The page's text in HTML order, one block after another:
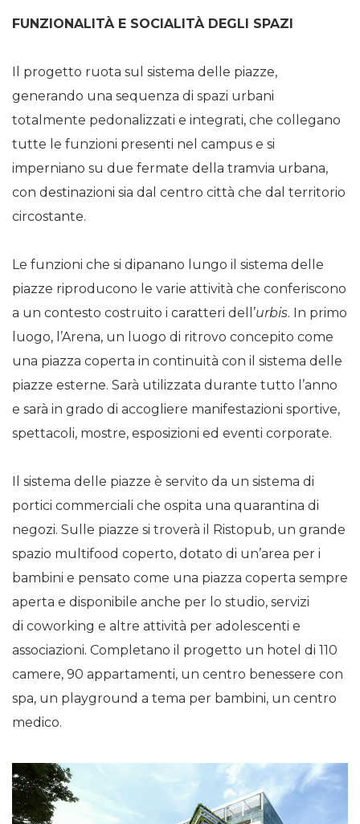
FUNZIONALITÀ E SOCIALITÀ DEGLI SPAZI
Il progetto ruota sul sistema delle piazze,
generando una sequenza di spazi urbani
totalmente pedonalizzati e integrati, che collegano
tutte le funzioni presenti nel campus e si
imperniano su due fermate della tramvia urbana,
con destinazioni sia dal centro città che dal territorio
circostante.
Le funzioni che si dipanano lungo il sistema delle
piazze riproducono le varie attività che conferiscono
a un contesto costruito i caratteri dell’urbis. In primo
luogo, l’Arena, un luogo di ritrovo concepito come
una piazza coperta in continuità con il sistema delle
piazze esterne. Sarà utilizzata durante tutto l’anno
e sarà in grado di accogliere manifestazioni sportive,
spettacoli, mostre, esposizioni ed eventi corporate.
Il sistema delle piazze è servito da un sistema di
portici commerciali che ospita una quarantina di
negozi. Sulle piazze si troverà il Ristopub, un grande
spazio multifood coperto, dotato di un’area per i
bambini e pensato come una piazza coperta sempre
aperta e disponibile anche per lo studio, servizi
di coworking e altre attività per adolescenti e
associazioni. Completano il progetto un hotel di 110
camere, 90 appartamenti, un centro benessere con
spa, un playground a tema per bambini, un centro
medico.